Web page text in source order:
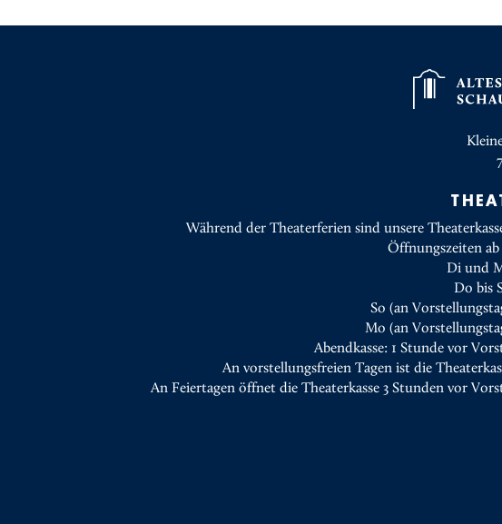
Während der Theaterferien sind unsere
Öffnungszeiten ab
Di und
Do bis
So (an
Mo (an
Abendkasse: 1 Stunde vor
An vorstellungsfreien Tagen ist die
An Feiertagen öffnet die Theaterkasse 3 Stunden vor